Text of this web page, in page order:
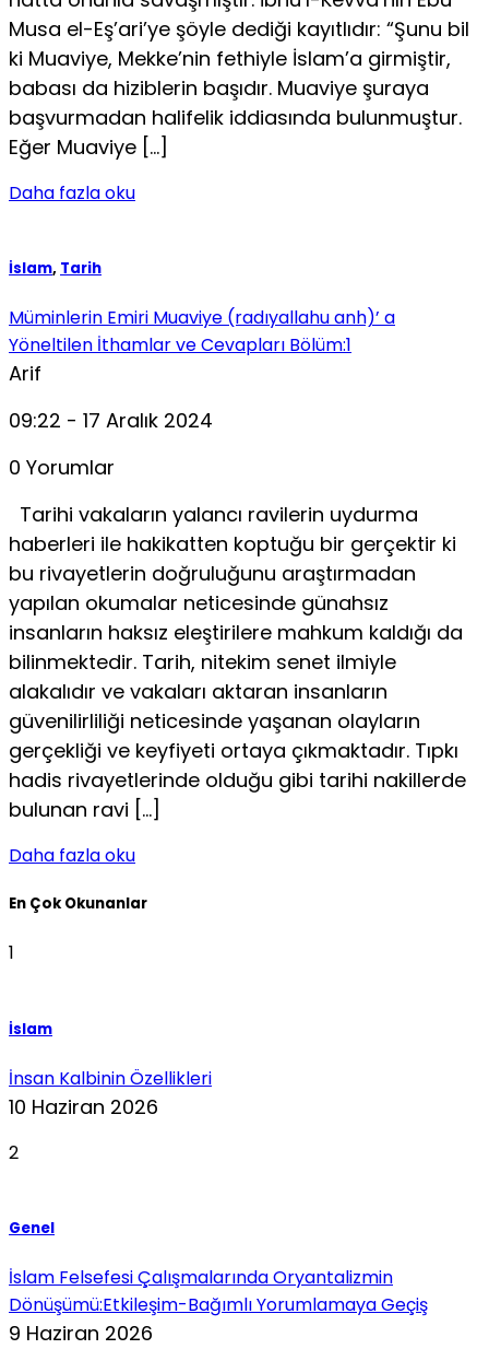
Musa el-Eş’ari’ye şöyle dediği kayıtlıdır: “Şunu bil
ki Muaviye, Mekke’nin fethiyle İslam’a girmiştir,
babası da hiziblerin başıdır. Muaviye şuraya
başvurmadan halifelik iddiasında bulunmuştur.
Eğer Muaviye […]
Daha fazla oku
İslam, Tarih
Müminlerin Emiri Muaviye (radıyallahu anh)’ a
Yöneltilen İthamlar ve Cevapları Bölüm:1
Arif
09:22 - 17 Aralık 2024
0 Yorumlar
Tarihi vakaların yalancı ravilerin uydurma
haberleri ile hakikatten koptuğu bir gerçektir ki
bu rivayetlerin doğruluğunu araştırmadan
yapılan okumalar neticesinde günahsız
insanların haksız eleştirilere mahkum kaldığı da
bilinmektedir. Tarih, nitekim senet ilmiyle
alakalıdır ve vakaları aktaran insanların
güvenilirliliği neticesinde yaşanan olayların
gerçekliği ve keyfiyeti ortaya çıkmaktadır. Tıpkı
hadis rivayetlerinde olduğu gibi tarihi nakillerde
bulunan ravi […]
Daha fazla oku
En Çok Okunanlar
1
İslam
İnsan Kalbinin Özellikleri
10 Haziran 2026
2
Genel
İslam Felsefesi Çalışmalarında Oryantalizmin
Dönüşümü:Etkileşim-Bağımlı Yorumlamaya Geçiş
9 Haziran 2026